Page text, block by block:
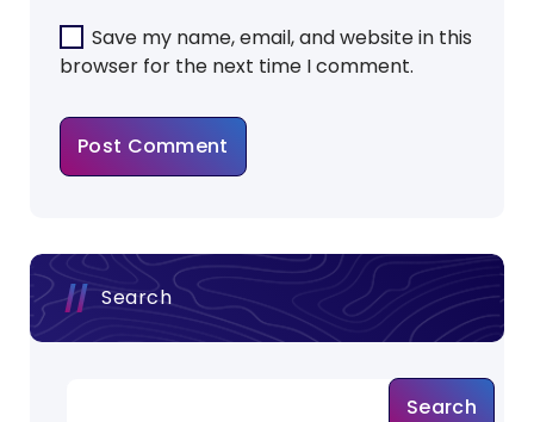
Save my name, email, and website in this
browser for the next time I comment.
Search
Search